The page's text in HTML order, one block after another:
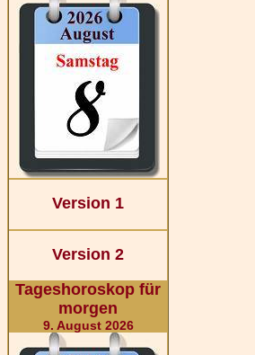
Version 1
Version 2
Tageshoroskop für
morgen
9. August 2026